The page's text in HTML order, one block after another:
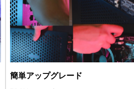
簡単アップグレード